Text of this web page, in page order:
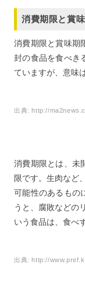
消費期限と賞
消費期限と賞味期
封の食品を食べき
ていますが、意味
出典:http://
消費期限とは、未
限です。生肉など
可能性のあるもの
うと、腐敗などの
いう食品は、食べ
出典:http://